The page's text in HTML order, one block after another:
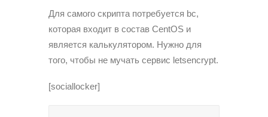
Для самого скрипта потребуется bc,
которая входит в состав CentOS и
является калькулятором. Нужно для
того, чтобы не мучать сервис letsencrypt.
[sociallocker]